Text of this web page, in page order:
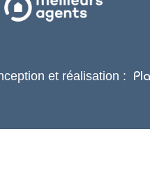
et réalisation :